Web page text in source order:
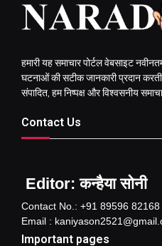
हमारी यह समाचार पोर्टल वेबसाइट
घटनाओं की सटीक जानकारी प्रदान करती
संपादित, हम निष्पक्ष और विश्वसनीय
Contact Us
Editor: कन्हैया सोनी
Contact No.: +91 89596 82168
Email :
Important pages